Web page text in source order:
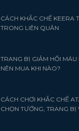
CÁCH KHẮC CHẾ KEERA
TRONG LIÊN QUÂN
TRANG BỊ GIẢM HỒI MÁU
NÊN MUA KHI NÀO?
CÁCH CHƠI KHẮC CHẾ
CHỌN TƯỚNG, TRANG BỊ